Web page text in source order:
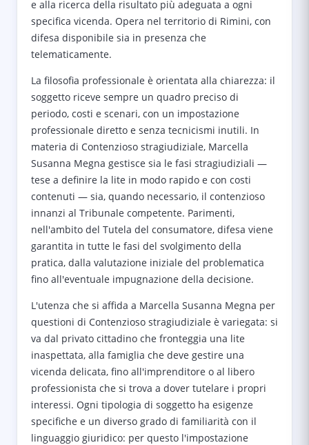
e alla ricerca della risultato più adeguata a ogni
specifica vicenda. Opera nel territorio di Rimini, con
difesa disponibile sia in presenza che
telematicamente.
La filosofia professionale è orientata alla chiarezza: il
soggetto riceve sempre un quadro preciso di
periodo, costi e scenari, con un impostazione
professionale diretto e senza tecnicismi inutili. In
materia di Contenzioso stragiudiziale, Marcella
Susanna Megna gestisce sia le fasi stragiudiziali —
tese a definire la lite in modo rapido e con costi
contenuti — sia, quando necessario, il contenzioso
innanzi al Tribunale competente. Parimenti,
nell'ambito del Tutela del consumatore, difesa viene
garantita in tutte le fasi del svolgimento della
pratica, dalla valutazione iniziale del problematica
fino all'eventuale impugnazione della decisione.
L'utenza che si affida a Marcella Susanna Megna per
questioni di Contenzioso stragiudiziale è variegata: si
va dal privato cittadino che fronteggia una lite
inaspettata, alla famiglia che deve gestire una
vicenda delicata, fino all'imprenditore o al libero
professionista che si trova a dover tutelare i propri
interessi. Ogni tipologia di soggetto ha esigenze
specifiche e un diverso grado di familiarità con il
linguaggio giuridico: per questo l'impostazione